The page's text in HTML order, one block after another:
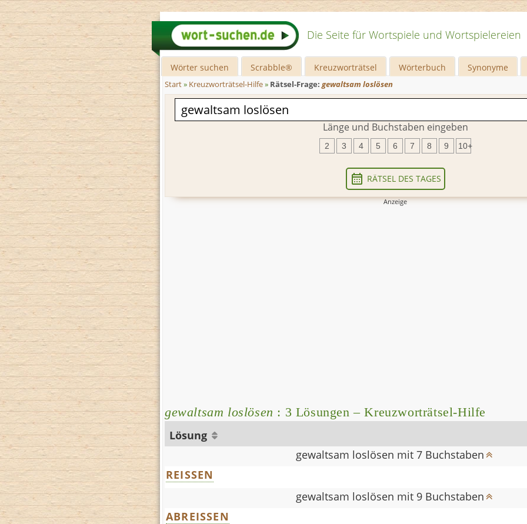
Die Seite für Wortspiele und Wortspielereien
Wörter suchen Scrabble® Kreuzworträtsel Wörterbuch Synonyme
Start» Kreuzworträtsel-Hilfe» Rätsel-Frage: gewaltsam loslösen
Länge und Buchstaben eingeben
2 3 4 5 6 7 8 9 10+
RÄTSEL DES TAGES
gewaltsam loslösen : 3 Lösungen – Kreuzworträtsel-Hilfe
Lösung
gewaltsam loslösen mit 7 Buchstaben
REISSEN
gewaltsam loslösen mit 9 Buchstaben
ABREISSEN